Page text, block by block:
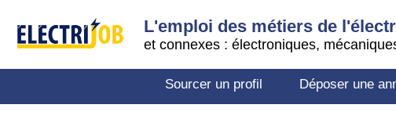
L'emploi des métiers de
et connexes : électroniques,
Sourcer un profil Déposer une